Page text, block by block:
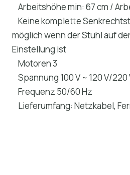
Arbeitshöhe min: 67 cm /
Keine komplette
möglich wenn der Stuhl auf
Einstellung ist
Motoren 3
Spannung 100 V ~ 120 V/220
Frequenz 50/60 Hz
Lieferumfang: Netzkabel,